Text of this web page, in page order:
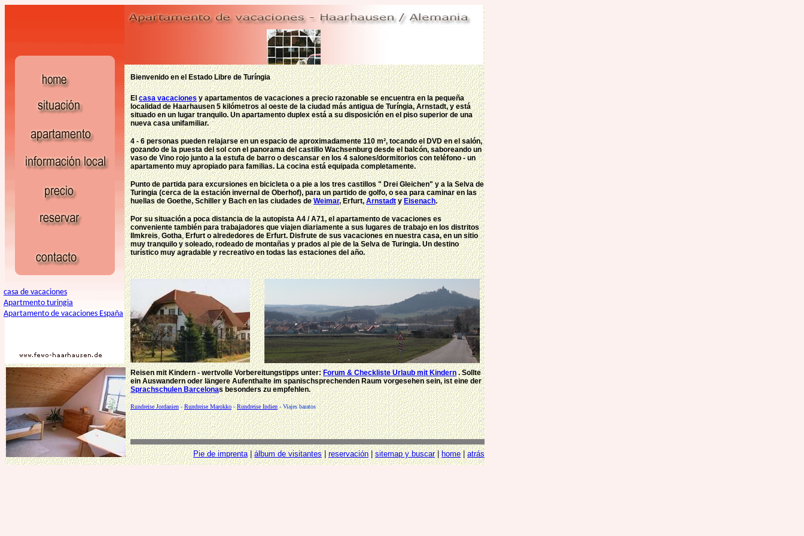
casa de vacaciones
Apartmento turingia
Apartamento de vacaciones España
Bienvenido en el Estado Libre de Turíngia
Elcasa vacacionesy apartamentos de vacaciones a precio razonable se encuentra en la pequeña
localidad de Haarhausen 5 kilómetros al oeste de la ciudad más antigua de Turíngia, Arnstadt, y está
situado en un lugar tranquilo. Un apartamento duplex está a su disposición en el piso superior de una
nueva casa unifamiliar.
4 - 6 personas pueden relajarse en un espacio de aproximadamente 110 m², tocando el DVD en el salón,
gozando de la puesta del sol con el panorama del castillo Wachsenburg desde el balcón, saboreando un
vaso de Vino rojo junto a la estufa de barro o descansar en los 4 salones/dormitorios con teléfono - un
apartamento muy apropiado para familias. La cocina está equipada completamente.
Punto de partida para excursiones en bicicleta o a pie a los tres castillos " Drei Gleichen" y a la Selva de
Turingia (cerca de la estación invernal de Oberhof), para un partido de golfo, o sea para caminar en las
huellas de Goethe, Schiller y Bach en las ciudades deWeimar, Erfurt,ArnstadtyEisenach.
Por su situación a poca distancia de la autopista A4 / A71, el apartamento de vacaciones es
conveniente también para trabajadores que viajen diariamente a sus lugares de trabajo en los distritos
Ilmkreis,Gotha,Erfurt o alrededores de Erfurt. Disfrute de sus vacaciones en nuestra casa, en un sitio
muy tranquilo y soleado, rodeado de montañas y prados al pie de la Selva de Turingia. Un destino
turístico muy agradable y recreativo en todas las estaciones del año.
Reisen mit Kindern - wertvolle Vorbereitungstipps unter:Forum & Checkliste Urlaub mit Kindern. Sollte
ein Auswandern oder längere Aufenthalte im spanischsprechenden Raum vorgesehen sein, ist eine der
Sprachschulen Barcelonasbesonders zu empfehlen.
Rundreise Jordanien-Rundreise Marokko-Rundreise Indien-Viajes baratos
Pie de imprenta|álbum de visitantes|reservación|sitemap y buscar|home|atrás